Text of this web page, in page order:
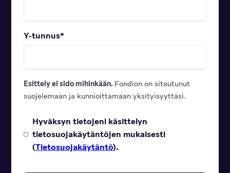
Y-tunnus*
Esittely ei sido mihinkään. Fondion on sitoutunut
suojelemaan ja kunnioittamaan yksityisyyttäsi.
Hyväksyn tietojeni käsittelyn
tietosuojakäytäntöjen mukaisesti
(Tietosuojakäytäntö).